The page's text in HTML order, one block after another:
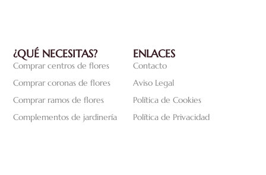
ENLACES
Contacto
Aviso Legal
Política de Cookies
Política de Privacidad
¿QUÉ NECESITAS?
Comprar centros de flores
Comprar coronas de flores
Comprar ramos de flores
Complementos de jardinería